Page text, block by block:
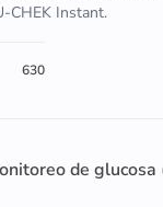
CHEK Instant.
630
de glucosa